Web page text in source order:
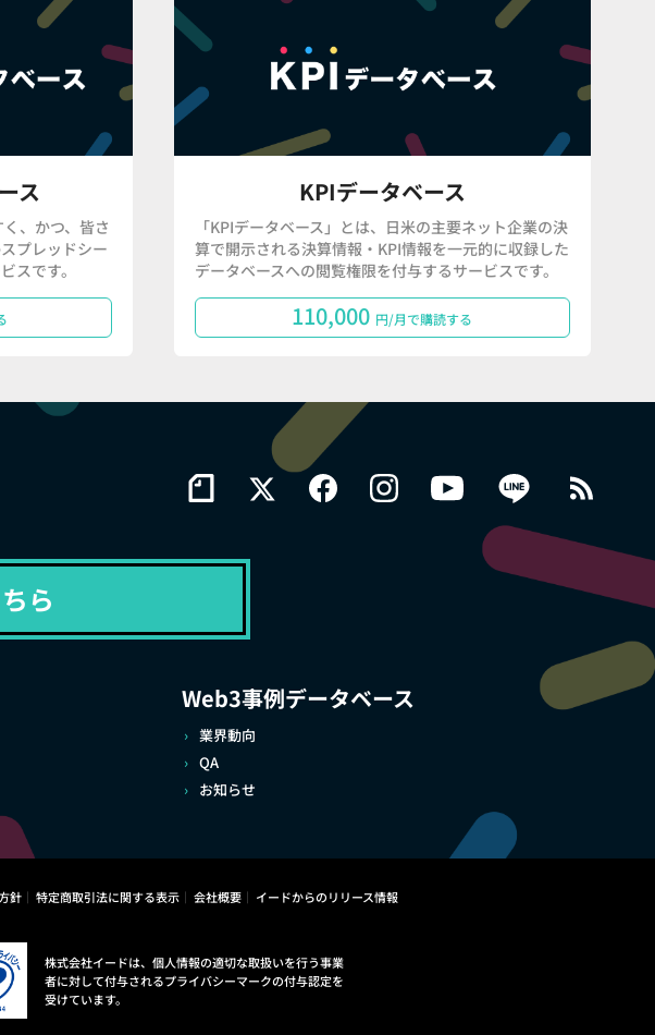
ス
、かつ、皆さ
プレッドシー
スです。
KPIデータベース
「KPIデータベース」とは、日米の主要ネット企業の決
算で開示される決算情報・KPI情報を一元的に収録した
データベースへの閲覧権限を付与するサービスです。
110,000 円/月で購読する
ら
Web3事例データベース
業界動向
QA
お知らせ
針 特定商取引法に関する表示 会社概要 イードからのリリース情報
株式会社イードは、個人情報の適切な取扱いを行う事業
者に対して付与されるプライバシーマークの付与認定を
受けています。